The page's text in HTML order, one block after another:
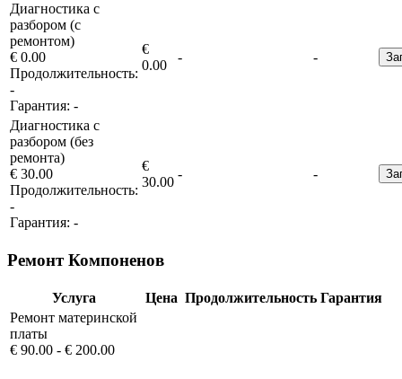
Диагностика с
разбором (с
ремонтом)
€ 0.00
Продолжительность:
-
Гарантия: -
€
0.00
- -
Диагностика с
разбором (без
ремонта)
€ 30.00
Продолжительность:
-
Гарантия: -
€
30.00
- -
Ремонт Компоненов
Услуга Цена Продолжительность Гарантия
Ремонт материнской
платы
€ 90.00 - € 200.00